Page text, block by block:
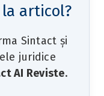
articol?
Sintact și
juridice
AI Reviste.